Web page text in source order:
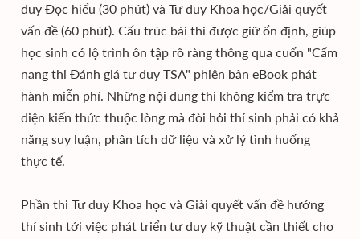
duy Đọc hiểu (30 phút) và Tư duy Khoa học/Giải quyết
vấn đề (60 phút). Cấu trúc bài thi được giữ ổn định, giúp
học sinh có lộ trình ôn tập rõ ràng thông qua cuốn "Cẩm
nang thi Đánh giá tư duy TSA" phiên bản eBook phát
hành miễn phí. Những nội dung thi không kiểm tra trực
diện kiến thức thuộc lòng mà đòi hỏi thí sinh phải có khả
năng suy luận, phân tích dữ liệu và xử lý tình huống
thực tế.
Phần thi Tư duy Khoa học và Giải quyết vấn đề hướng
thí sinh tới việc phát triển tư duy kỹ thuật cần thiết cho